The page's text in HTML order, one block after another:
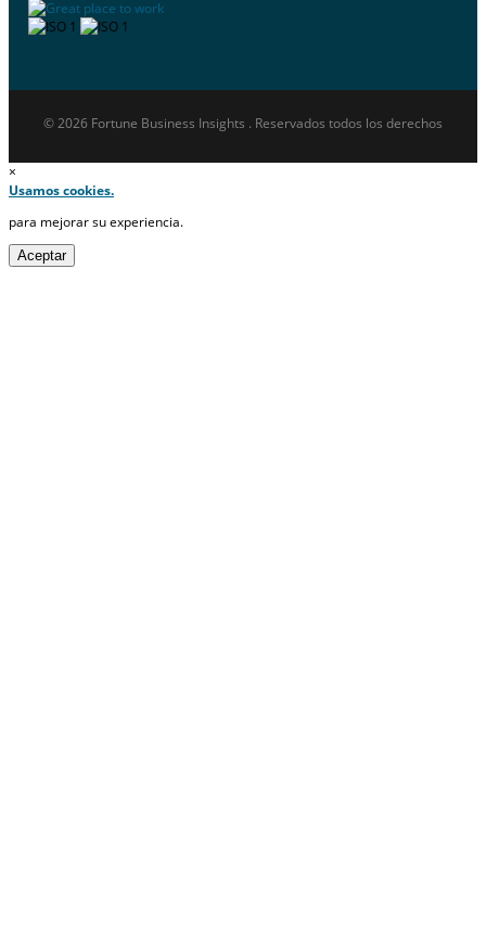
© 2026 Fortune Business Insights . Reservados todos los derechos
×
Usamos cookies.
para mejorar su experiencia.
Aceptar